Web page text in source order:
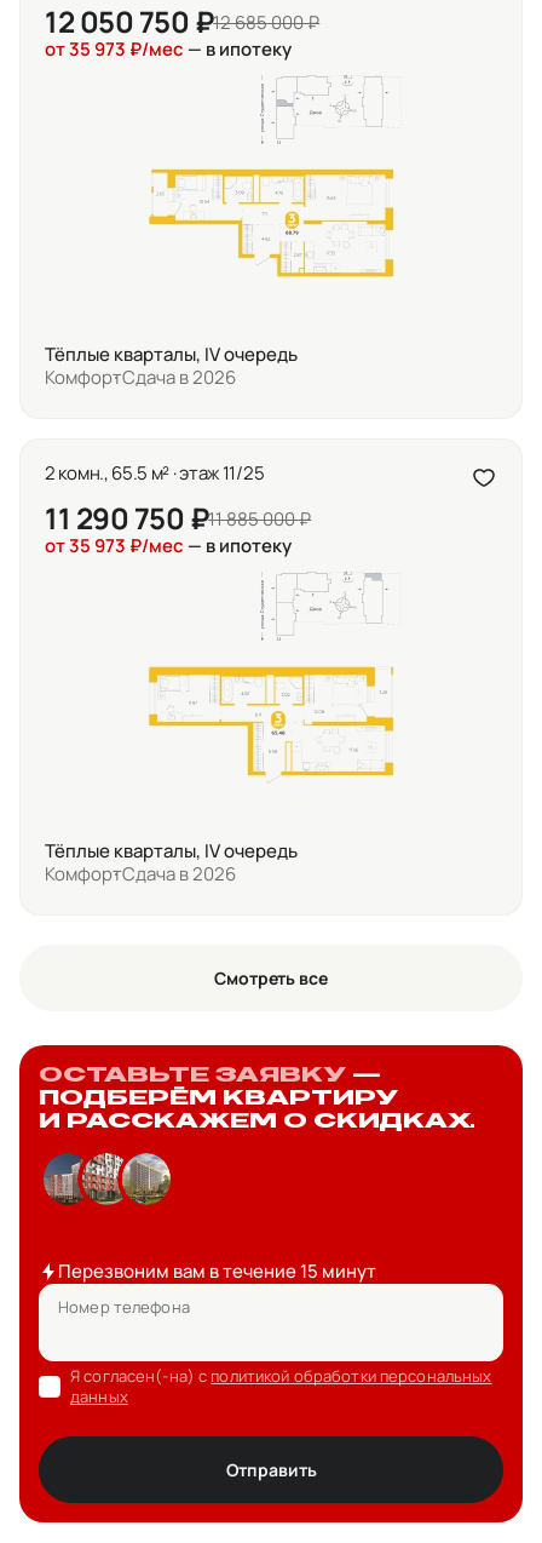
12 050 750 ₽12 685 000 ₽
от 35 973 ₽/мес — в ипотеку
Тёплые кварталы, IV очередь
КомфортСдача в 2026
2 комн., 65.5 м² · этаж 11/25
11 290 750 ₽11 885 000 ₽
от 35 973 ₽/мес — в ипотеку
Тёплые кварталы, IV очередь
КомфортСдача в 2026
Смотреть все
ОСТАВЬТЕ ЗАЯВКУ —
ПОДБЕРЁМ КВАРТИРУ
И РАССКАЖЕМ О СКИДКАХ.
Перезвоним вам в течение 15 минут
Номер телефона
Я согласен(-на) с политикой обработки персональных
данных
Отправить